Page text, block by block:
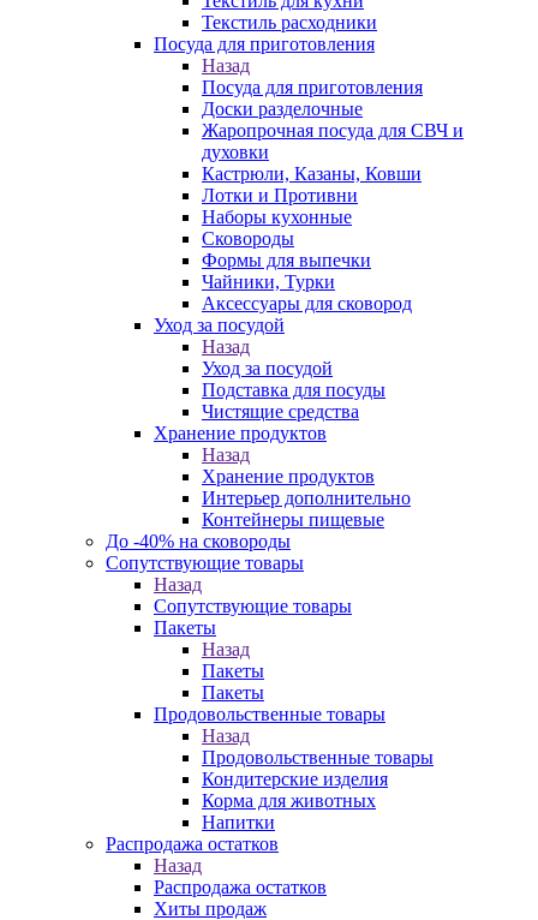
Текстиль расходники
Посуда для приготовления
Назад
Посуда для приготовления
Доски разделочные
Жаропрочная посуда для СВЧ и
духовки
Кастрюли, Казаны, Ковши
Лотки и Противни
Наборы кухонные
Сковороды
Формы для выпечки
Чайники, Турки
Аксессуары для сковород
Уход за посудой
Назад
Уход за посудой
Подставка для посуды
Чистящие средства
Хранение продуктов
Назад
Хранение продуктов
Интерьер дополнительно
Контейнеры пищевые
До -40% на сковороды
Сопутствующие товары
Назад
Сопутствующие товары
Пакеты
Назад
Пакеты
Пакеты
Продовольственные товары
Назад
Продовольственные товары
Кондитерские изделия
Корма для животных
Напитки
Распродажа остатков
Назад
Распродажа остатков
Хиты продаж